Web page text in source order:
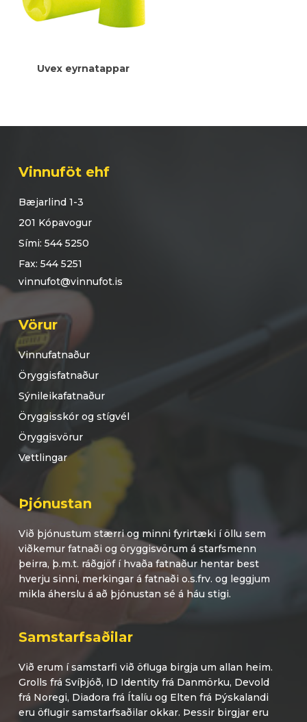
Meiri Upplýsingar
Uvex eyrnatappar
Vinnuföt ehf
Bæjarlind 1-3
201 Kópavogur
Sími: 544 5250
Fax: 544 5251
vinnufot@vinnufot.is
Vörur
Vinnufatnaður
Öryggisfatnaður
Sýnileikafatnaður
Öryggisskór og stígvél
Öryggisvörur
Vettlingar
Þjónustan
Við þjónustum stærri og minni fyrirtæki í öllu sem
viðkemur fatnaði og öryggisvörum á starfsmenn
þeirra, þ.m.t. ráðgjöf í hvaða fatnaður hentar best
hverju sinni, merkingar á fatnaði o.s.frv. og leggjum
mikla áherslu á að þjónustan sé á háu stigi.
Samstarfsaðilar
Við erum í samstarfi við öfluga birgja um allan heim.
Grolls frá Svíþjóð, ID Identity frá Danmörku, Devold
frá Noregi, Diadora frá Ítalíu og Elten frá Þýskalandi
eru öflugir samstarfsaðilar okkar. Þessir birgjar eru